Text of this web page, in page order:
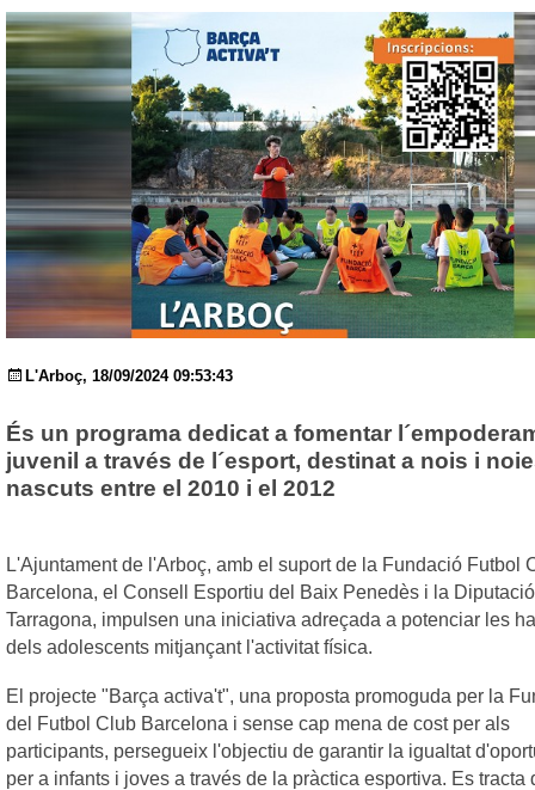
L'Arboç, 18/09/2024 09:53:43
És un programa dedicat a fomentar
juvenil a través de l´esport, destinat a nois i
nascuts entre el 2010 i el 2012
L'Ajuntament de l'Arboç, amb el suport de la Fundació Futbol
Barcelona, el Consell Esportiu del Baix Penedès i la
Tarragona, impulsen una iniciativa adreçada a potenciar les
dels adolescents mitjançant l'activitat física.
El projecte "Barça activa't", una proposta promoguda per la
del Futbol Club Barcelona i sense cap mena de cost per als
participants, persegueix l'objectiu de garantir la igualtat
per a infants i joves a través de la pràctica esportiva. Es tracta